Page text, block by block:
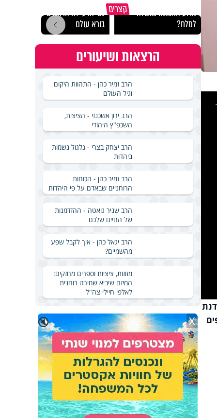
קצרים
מדוע האמונה נמשלה
למלח?
גם ׳הרע׳ זה הרחמים של
בורא עולם
הרצאות ושיעורים
הרב זמיר כהן - התהוות היקום
וגיל העולם
הרב ירון אשכנזי - הציצית,
השכפ"ץ היהודי
הרב יצחק בצרי - גלגול נשמות
ביהדות
הרב זמיר כהן - הכוחות
הרוחניים שבאדם על פי היהדות
הרב שניר גואטה - ההזדמנות
של החיים שלכם
הרב יגאל כהן - איך לקבל שפע
מהשמיים?
מזוזות, ציציות וספרים מחזקים:
המיזם שיביא שמירה רוחנית
לאלפי חיילי צה"ל
🔇 X